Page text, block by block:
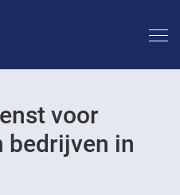
voor
bedrijven in